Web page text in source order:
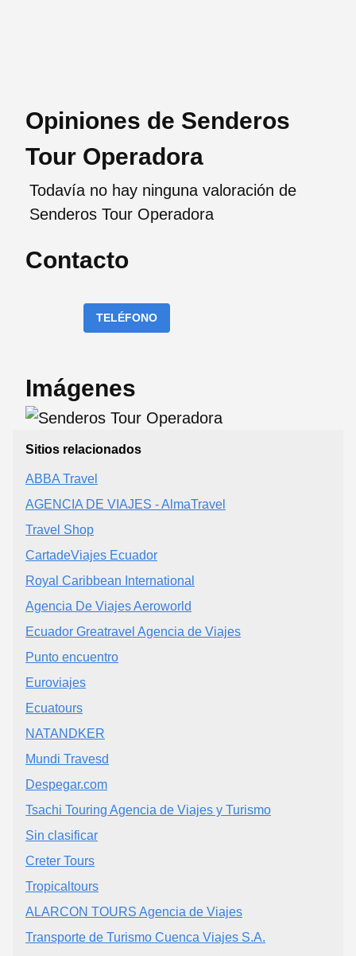
Opiniones de Senderos
Tour Operadora
Todavía no hay ninguna valoración de
Senderos Tour Operadora
Contacto
TELÉFONO
Imágenes
Sitios relacionados
ABBA Travel
AGENCIA DE VIAJES - AlmaTravel
Travel Shop
CartadeViajes Ecuador
Royal Caribbean International
Agencia De Viajes Aeroworld
Ecuador Greatravel Agencia de Viajes
Punto encuentro
Euroviajes
Ecuatours
NATANDKER
Mundi Travesd
Despegar.com
Tsachi Touring Agencia de Viajes y Turismo
Sin clasificar
Creter Tours
Tropicaltours
ALARCON TOURS Agencia de Viajes
Transporte de Turismo Cuenca Viajes S.A.